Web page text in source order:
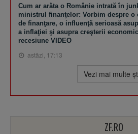
Cum ar arăta o Românie intrată în
ministrul finanţelor: Vorbim despre o
de finanţare, o influenţă serioasă
a inflaţiei şi asupra creşterii
recesiune VIDEO
astăzi, 17:13
Vezi mai multe
ZF.RO